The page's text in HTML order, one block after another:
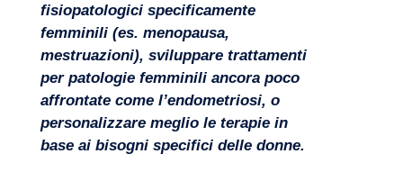
fisiopatologici specificamente
femminili (es. menopausa,
mestruazioni), sviluppare trattamenti
per patologie femminili ancora poco
affrontate come l’endometriosi, o
personalizzare meglio le terapie in
base ai bisogni specifici delle donne.